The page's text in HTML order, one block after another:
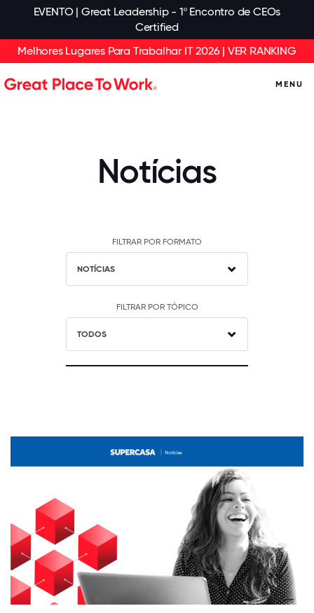
EVENTO | Great Leadership - 1º Encontro de CEOs
Certified
Melhores Lugares Para Trabalhar IT 2026 | VER RANKING
MENU
Notícias
FILTRAR POR FORMATO
NOTÍCIAS
FILTRAR POR TÓPICO
TODOS